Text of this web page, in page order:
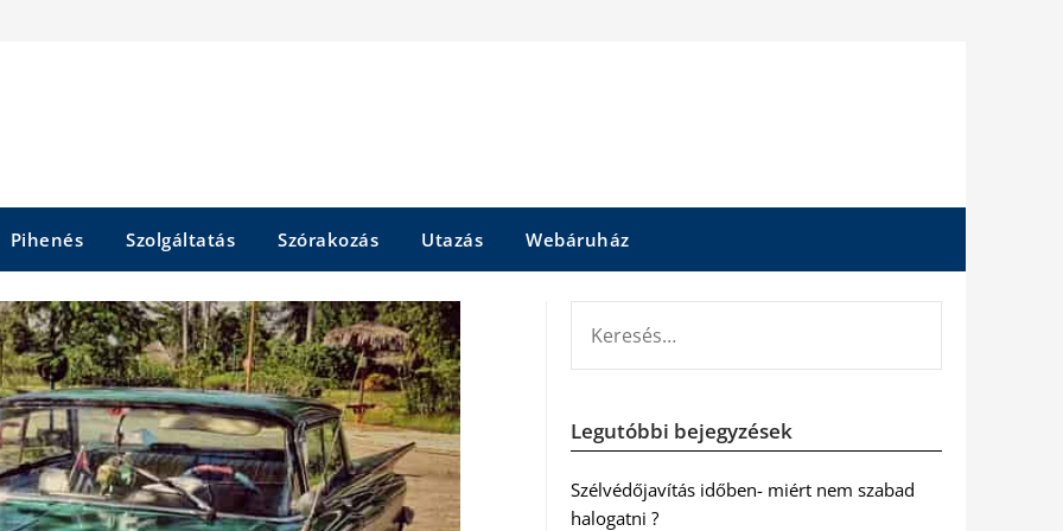
Pihenés Szolgáltatás Szórakozás Utazás Webáruház
Legutóbbi bejegyzések
Szélvédőjavítás időben- miért nem szabad
halogatni ?